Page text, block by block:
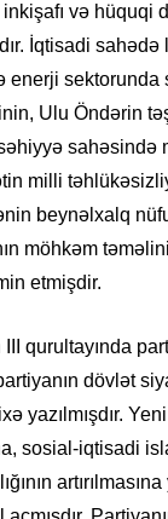
və hüquqi
İqtisadi
sektorunda
Ulu Öndərin
sahəsində
milli
beynəlxalq
möhkəm
etmişdir.
qurultayında
dövlət
yazılmışdır.
sosial-iqtisadi
08.01.2026- 10:50
“Türk dünyası
çoxdur” -VİDEO